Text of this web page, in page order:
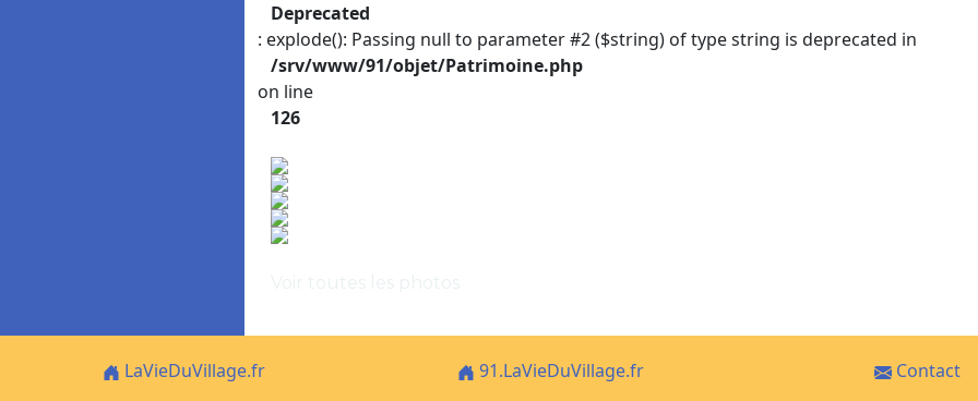
Deprecated
: explode(): Passing null to parameter #2 ($string) of type string is deprecated in
/srv/www/91/objet/Patrimoine.php
on line
126
LaVieDuVillage.fr 91.LaVieDuVillage.fr Contact